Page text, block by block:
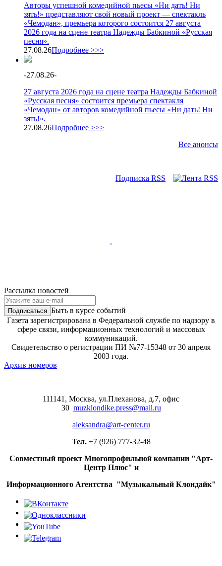
Авторы успешной комедийной пьесы «Ни дать! Ни
зять!» представляют свой новый проект — спектакль
«Чемодан», премьера которого состоится 27 августа
2026 года на сцене театра Надежды Бабкиной «Русская
песня».
27.08.26Подробнее >>>
-27.08.26-
27 августа 2026 года на сцене театра Надежды Бабкиной
«Русская песня» состоится премьера спектакля
«Чемодан» от авторов комедийной пьесы «Ни дать! Ни
зять!».
27.08.26Подробнее >>>
Все анонсы
Подписка RSS
Рассылка новостей
Быть в курсе событий
Газета зарегистрирована в Федеральной службе по надзору в
сфере связи, информационных технологий и массовых
коммуникаций.
Свидетельство о регистрации ПИ №77-15348 от 30 апреля
2003 года.
Архив номеров
111141, Москва, ул.Плеханова, д.7, офис
30 muzklondike.press@mail.ru
aleksandra@art-center.ru
Тел. +7 (926) 777-32-48
Совместный проект Многопрофильной компании "Арт-
Центр Плюс" и
Информационного Агентства "Музыкальный Клондайк"